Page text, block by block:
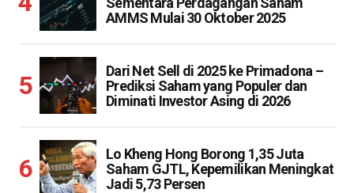
AMMS Mulai 30 Oktober 2025
Dari Net Sell di 2025 ke Primadona –
Prediksi Saham yang Populer dan
Diminati Investor Asing di 2026
Lo Kheng Hong Borong 1,35 Juta
Saham GJTL, Kepemilikan Meningkat
Jadi 5,73 Persen